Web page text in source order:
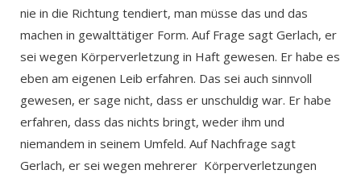
nie in die Richtung tendiert, man müsse das und das
machen in gewalttätiger Form. Auf Frage sagt Gerlach, er
sei wegen Körperverletzung in Haft gewesen. Er habe es
eben am eigenen Leib erfahren. Das sei auch sinnvoll
gewesen, er sage nicht, dass er unschuldig war. Er habe
erfahren, dass das nichts bringt, weder ihm und
niemandem in seinem Umfeld. Auf Nachfrage sagt
Gerlach, er sei wegen mehrerer Körperverletzungen